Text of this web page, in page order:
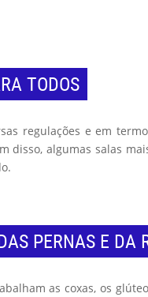
TODOS
regulações e em
disso, algumas salas
PERNAS E DA
as coxas, os